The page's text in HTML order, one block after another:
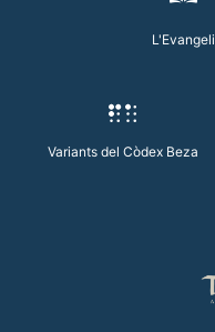
L'Evangeli
Variants del Còdex Beza